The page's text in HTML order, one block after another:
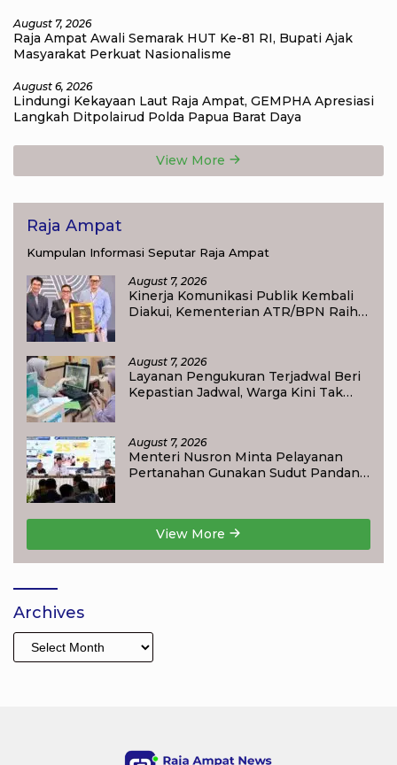
August 7, 2026
Raja Ampat Awali Semarak HUT Ke-81 RI, Bupati Ajak
Masyarakat Perkuat Nasionalisme
August 6, 2026
Lindungi Kekayaan Laut Raja Ampat, GEMPHA Apresiasi
Langkah Ditpolairud Polda Papua Barat Daya
View More
Raja Ampat
Kumpulan Informasi Seputar Raja Ampat
August 7, 2026
Kinerja Komunikasi Publik Kembali
Diakui, Kementerian ATR/BPN Raih
August 7, 2026
Layanan Pengukuran Terjadwal Beri
Kepastian Jadwal, Warga Kini Tak
August 7, 2026
Menteri Nusron Minta Pelayanan
Pertanahan Gunakan Sudut Pandang
View More
Archives
Archives